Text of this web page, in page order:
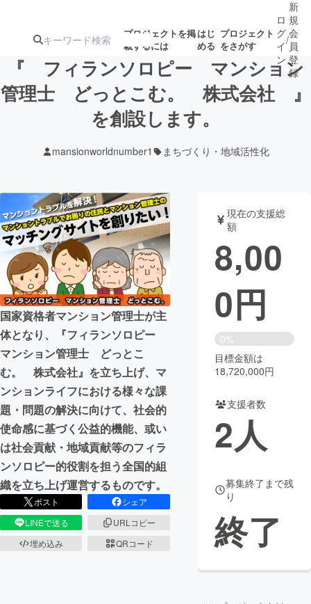
プロジェクトを掲
載するには
はじ
める
プロジェクト
をさがす
注目のリ 注目の新着プロ
ジェクト
募集終了が近いプ
ロジェクト
テクノロジー・ガジェット
映像・映画 書籍・雑誌
ビジネス・起業 チャレンジ
まちづくり・地域活性化
CAMPFIRE for Social Good
CAMPFIRE Creation
CAMPFIREふるさと納税machi-ya コミュニティ
ロ
グ
イ
ン
/
新
規
会
員
登
録
『 フィランソロピー マンション
管理士 どっとこむ。 株式会社 』
を創設します。
mansionworldnumber1 まちづくり・地域活性化
国家資格者マンション管理士が主
体となり、『フィランソロピー
マンション管理士 どっとこ
む。 株式会社』を立ち上げ、マ
ンションライフにおける様々な課
題・問題の解決に向けて、社会的
使命感に基づく公益的機能、或い
は社会貢献・地域貢献等のフィラ
ンソロピー的役割を担う全国的組
織を立ち上げ運営するものです。
ポスト
シェア
LINEで送る
URLコピー
埋め込み
QRコード
現在の支援総
額
8,00
0円
0%
目標金額は
18,720,000円
支援者数
2人
募集終了まで残
り
終了